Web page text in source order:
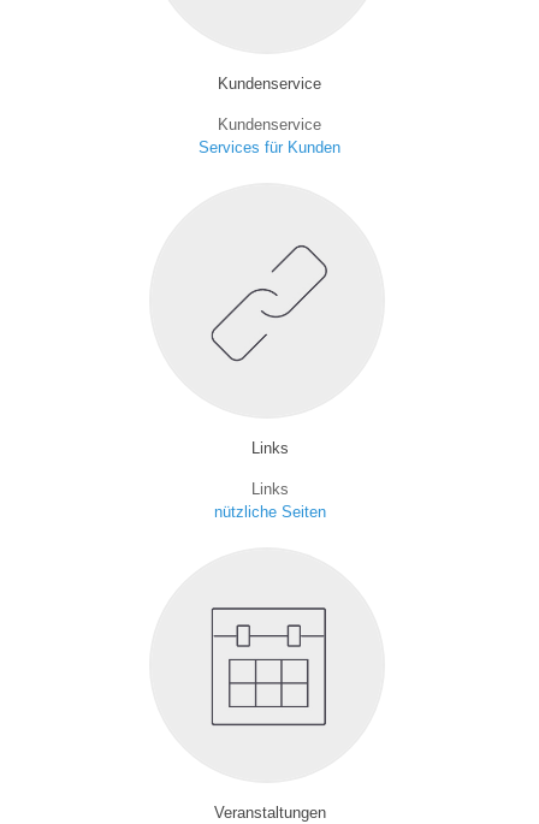
Kundenservice
Kundenservice
Services für Kunden
Links
Links
nützliche Seiten
Veranstaltungen